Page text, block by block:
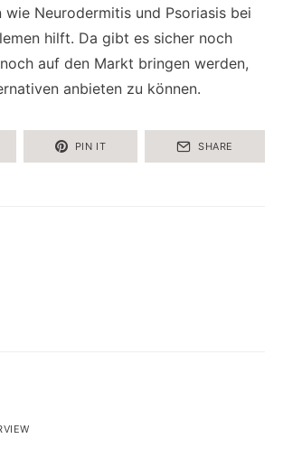
wie Neurodermitis und Psoriasis bei
hilft. Da gibt es sicher noch
auf den Markt bringen werden,
anbieten zu können.
PIN IT SHARE